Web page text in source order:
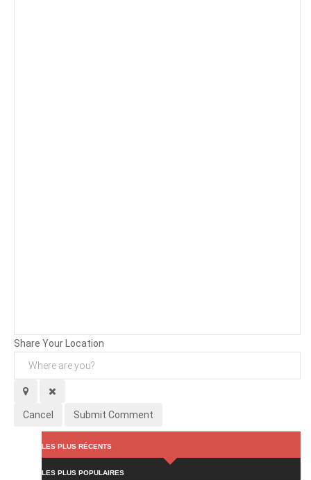
Share Your Location
Cancel Submit Comment
LES PLUS RÉCENTS
LES PLUS POPULAIRES